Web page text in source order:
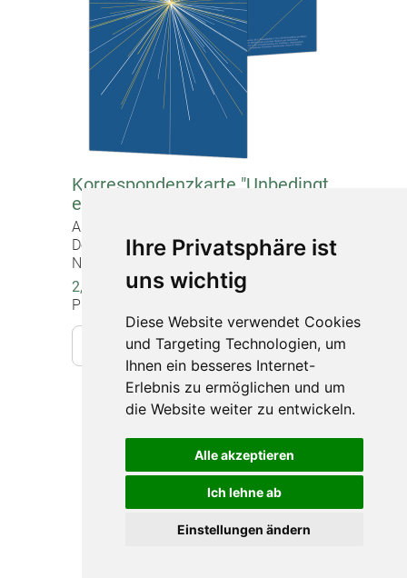
Ihre Privatsphäre ist
uns wichtig
Diese Website verwendet Cookies
und Targeting Technologien, um
Ihnen ein besseres Internet-
Erlebnis zu ermöglichen und um
die Website weiter zu entwickeln.
Alle akzeptieren
Ich lehne ab
Einstellungen ändern
Korrespondenzkarte "Unbedingt
entschieden"
Artikel-Nr. 20033
Doppelkarte mit Briefumschlag,
Normalformat (12 x 17 cm)
2,20 €
Preise inkl. gesetzlicher MwSt.
In den Warenkorb
Datenschutz
Barrierefreiheit
Widerruf
Sitemap